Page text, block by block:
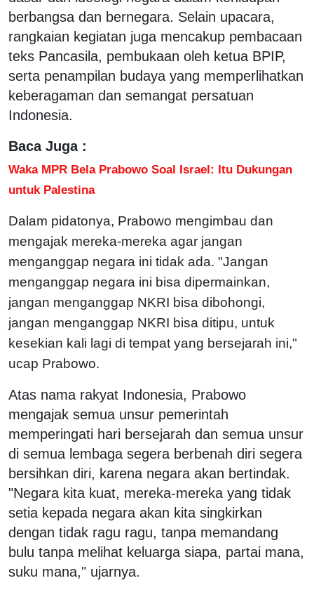
berbangsa dan bernegara. Selain upacara,
rangkaian kegiatan juga mencakup pembacaan
teks Pancasila, pembukaan oleh ketua BPIP,
serta penampilan budaya yang memperlihatkan
keberagaman dan semangat persatuan
Indonesia.
Baca Juga :
Waka MPR Bela Prabowo Soal Israel: Itu Dukungan
untuk Palestina
Dalam pidatonya, Prabowo mengimbau dan
mengajak mereka-mereka agar jangan
menganggap negara ini tidak ada. "Jangan
menganggap negara ini bisa dipermainkan,
jangan menganggap NKRI bisa dibohongi,
jangan menganggap NKRI bisa ditipu, untuk
kesekian kali lagi di tempat yang bersejarah ini,"
ucap Prabowo.
Atas nama rakyat Indonesia, Prabowo
mengajak semua unsur pemerintah
memperingati hari bersejarah dan semua unsur
di semua lembaga segera berbenah diri segera
bersihkan diri, karena negara akan bertindak.
"Negara kita kuat, mereka-mereka yang tidak
setia kepada negara akan kita singkirkan
dengan tidak ragu ragu, tanpa memandang
bulu tanpa melihat keluarga siapa, partai mana,
suku mana," ujarnya.